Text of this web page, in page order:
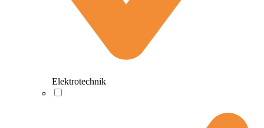
Elektrotechnik